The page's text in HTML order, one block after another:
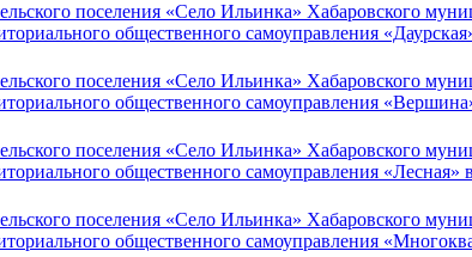
поселения «Село Ильинка» Хабаровского
общественного самоуправления
поселения «Село Ильинка» Хабаровского
общественного самоуправления
поселения «Село Ильинка» Хабаровского
общественного самоуправления
поселения «Село Ильинка» Хабаровского
общественного самоуправления